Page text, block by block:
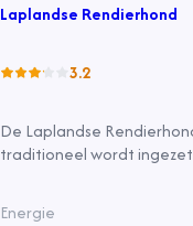
Laplandse Rendierhond
3.2
De Laplandse
traditioneel wordt
Energie